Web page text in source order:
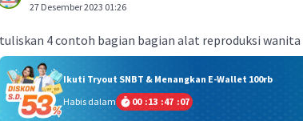
27 Desember 2023 01:26
tuliskan 4 contoh bagian bagian alat reproduksi wanita
Ikuti Tryout SNBT & Menangkan E-Wallet 100rb
Habis dalam
00 :13 :47 :07